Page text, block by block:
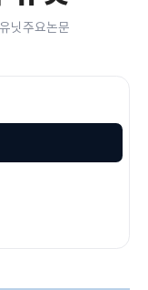
닛주요논문